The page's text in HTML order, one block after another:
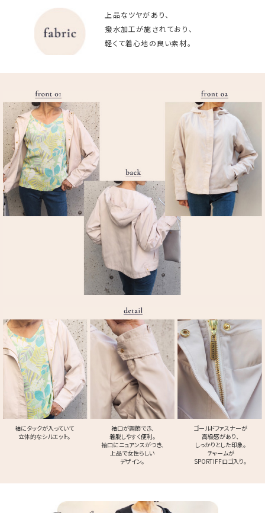
上品なツヤがあり、
撥水加工が施されており、
軽くて着心地の良い素材。
袖にタックが入っていて
立体的なシルエット。
袖口が調節でき、
着脱しやすく便利。
袖口にニュアンスがつき、
上品で女性らしい
デザイン。
ゴールドファスナーが
高級感があり、
しっかりとした印象。
チャームが
SPORTIFFロゴ入り。